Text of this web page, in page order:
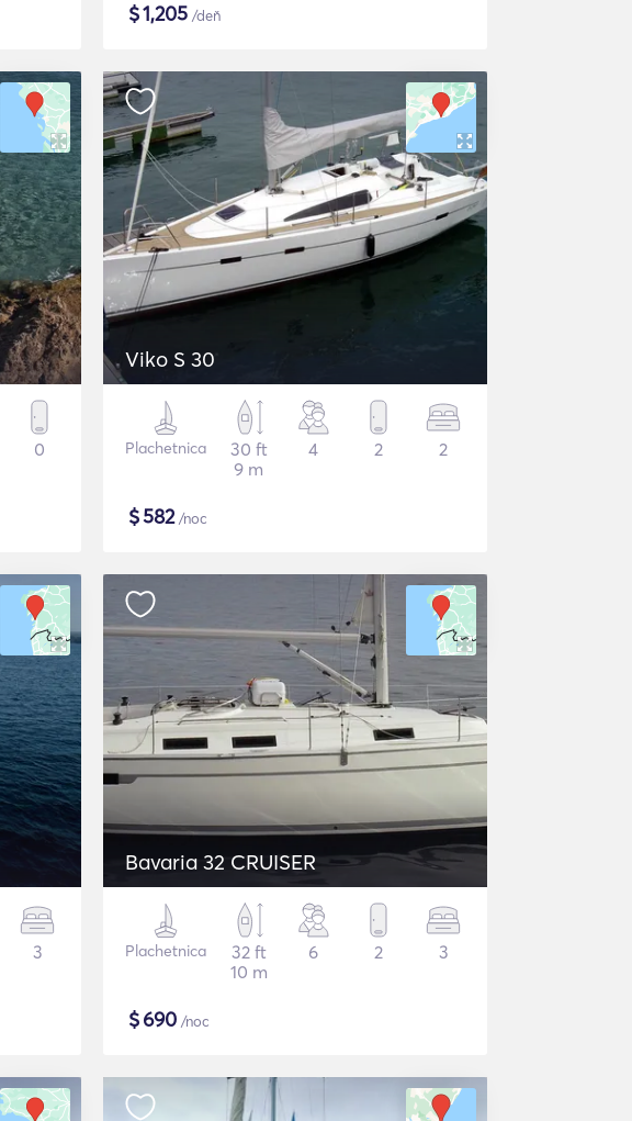
$1,205 /deň
0
Viko S 30
Plachetnica
30 ft
9 m
4 2 2
$582/noc
3
Bavaria 32 CRUISER
Plachetnica
32 ft
10 m
6 2 3
$690 /noc